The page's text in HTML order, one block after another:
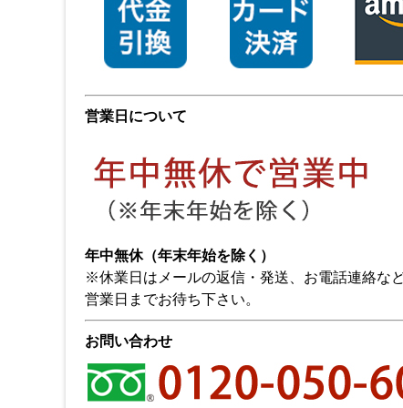
営業日について
年中無休（年末年始を除く）
※休業日はメールの返信・発送、お電話連絡な
営業日までお待ち下さい。
お問い合わせ